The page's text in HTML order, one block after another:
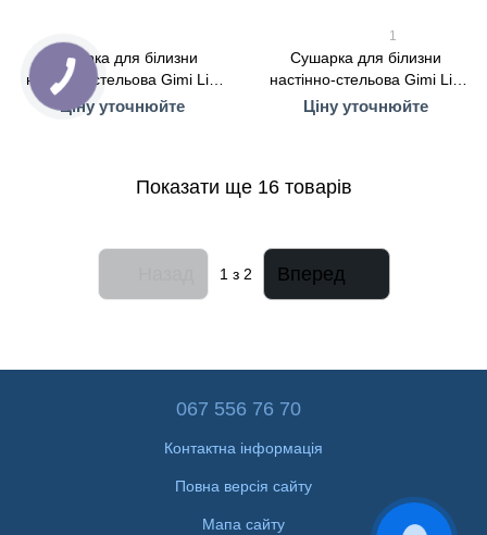
Сушарка для білизни
настінно-стельова Gimi Lift
140 (154878)
Ціну уточнюйте
1
Сушарка для білизни
настінно-стельова Gimi Lift
120 (154877)
Ціну уточнюйте
Показати ще 16 товарів
1 з 2 Вперед
067 556 76 70
Контактна інформація
Повна версія сайту
Мапа сайту